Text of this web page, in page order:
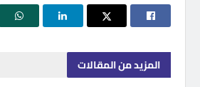
المزيدمن المقالات